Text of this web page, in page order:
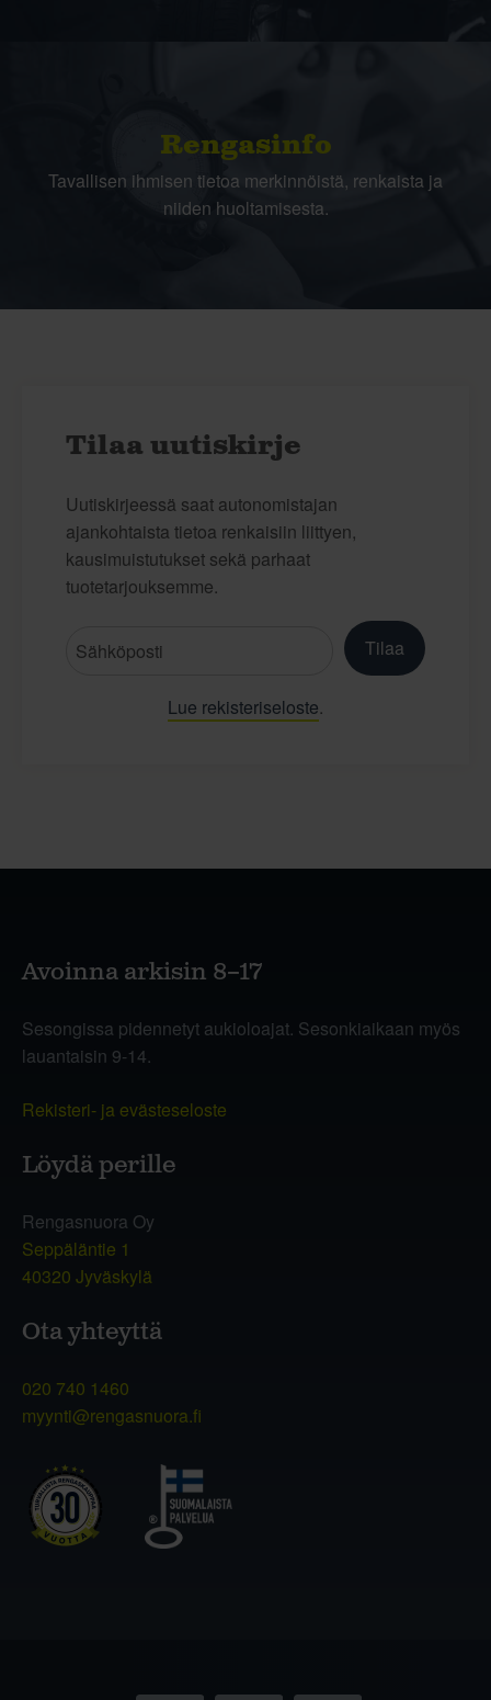
Rengasinfo
Tavallisen ihmisen tietoa merkinnöistä, renkaista ja
niiden huoltamisesta.
Tilaa uutiskirje
Uutiskirjeessä saat autonomistajan
ajankohtaista tietoa renkaisiin liittyen,
kausimuistutukset sekä parhaat
tuotetarjouksemme.
Tilaa
Lue rekisteriseloste.
Avoinna arkisin 8–17
Sesongissa pidennetyt aukioloajat. Sesonkiaikaan myös
lauantaisin 9-14.
Rekisteri- ja evästeseloste
Löydä perille
Rengasnuora Oy
Seppäläntie 1
40320 Jyväskylä
Ota yhteyttä
020 740 1460
myynti@rengasnuora.fi